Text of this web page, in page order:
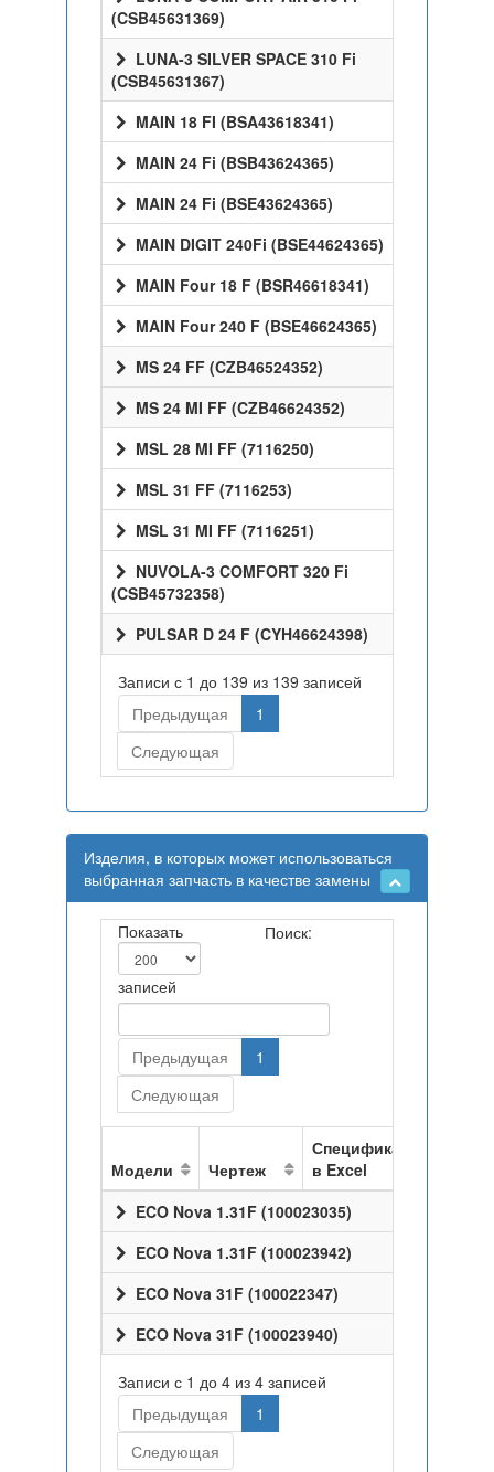
(CSB45631369)
LUNA-3 SILVER SPACE 310 Fi
(CSB45631367)
MAIN 18 FI (BSA43618341)
MAIN 24 Fi (BSB43624365)
MAIN 24 Fi (BSE43624365)
MAIN DIGIT 240Fi (BSE44624365)
MAIN Four 18 F (BSR46618341)
MAIN Four 240 F (BSE46624365)
MS 24 FF (CZB46524352)
MS 24 MI FF (CZB46624352)
MSL 28 MI FF (7116250)
MSL 31 FF (7116253)
MSL 31 MI FF (7116251)
NUVOLA-3 COMFORT 320 Fi
(CSB45732358)
PULSAR D 24 F (CYH46624398)
Записи с 1 до 139 из 139 записей
Предыдущая
1
Следующая
Изделия, в которых может использоваться
выбранная запчасть в качестве замены
Показать
записей
Поиск:
Предыдущая
1
Следующая
Модели Чертеж
Спецификация
в Excel
ECO Nova 1.31F (100023035)
ECO Nova 1.31F (100023942)
ECO Nova 31F (100022347)
ECO Nova 31F (100023940)
Записи с 1 до 4 из 4 записей
Предыдущая
1
Следующая